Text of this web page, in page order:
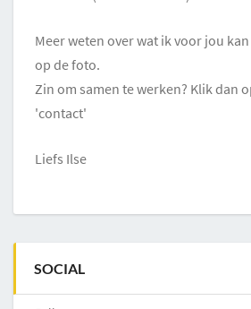
Meer weten over wat ik voor jou
op de foto.
Zin om samen te werken? Klik dan
'contact'
Liefs Ilse
SOCIAL